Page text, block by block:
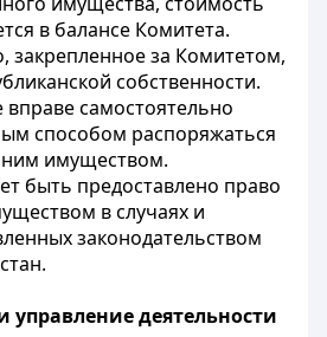
в балансе Комитета.
закрепленное за Комитетом,
собственности.
вправе самостоятельно
способом распоряжаться
имуществом.
быть предоставлено право
в случаях и
законодательством
управление деятельности